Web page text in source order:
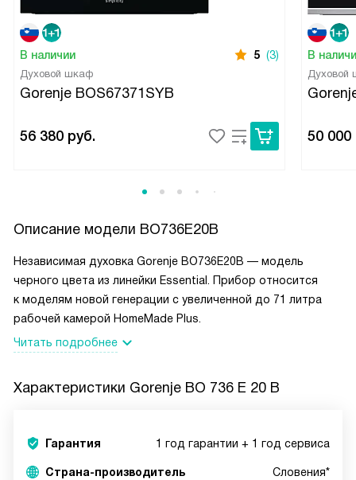
В наличии 5 (3)
Духовой шкаф
Gorenje BOS67371SYB
56 380 руб.
В
Духовой
50 000
Описание модели BO736E20B
Независимая духовка Gorenje BO736E20B — модель
черного цвета из линейки Essential. Прибор относится
к моделям новой генерации с увеличенной до 71 литра
рабочей камерой HomeMade Plus.
Читать подробнее
Характеристики Gorenje BO 736 E 20 B
Гарантия 1 год гарантии + 1 год сервиса
Страна-производитель Словения*